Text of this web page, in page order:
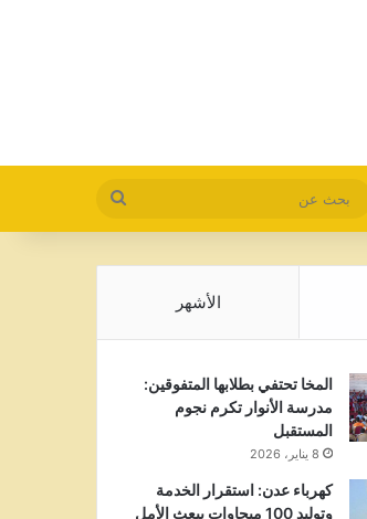
بحث
عن
الأشهر
المخا تحتفي بطلابها المتفوقين:
مدرسة الأنوار تكرم نجوم
المستقبل
8 يناير، 2026
كهرباء عدن: استقرار الخدمة
وتوليد 100 ميجاوات يبعث الأمل